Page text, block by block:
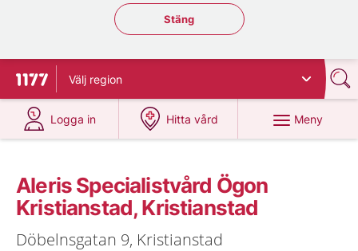
Stäng regionsväljaren
Stäng
Till startsidan för 1177
Välj region
Logga in
på 1177.se
Hitta vård
på 1177.se
Meny
Aleris Specialistvård Ögon
Kristianstad, Kristianstad
Döbelnsgatan 9, Kristianstad